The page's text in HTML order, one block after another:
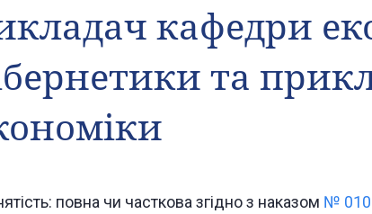
кафедри
та
повна чи часткова згідно з наказом №